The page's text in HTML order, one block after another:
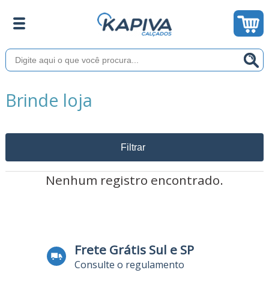
Brinde loja
Filtrar
Nenhum registro encontrado.
Frete Grátis Sul e SP
Consulte o regulamento